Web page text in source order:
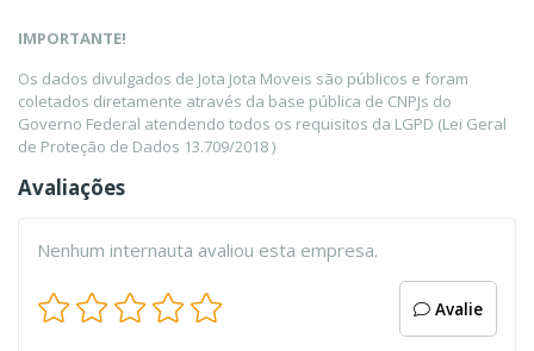
IMPORTANTE!
Os dados divulgados de Jota Jota Moveis são públicos e foram
coletados diretamente através da base pública de CNPJs do
Governo Federal atendendo todos os requisitos da LGPD (Lei Geral
de Proteção de Dados 13.709/2018 )
Avaliações
Nenhum internauta avaliou esta empresa.
Avalie